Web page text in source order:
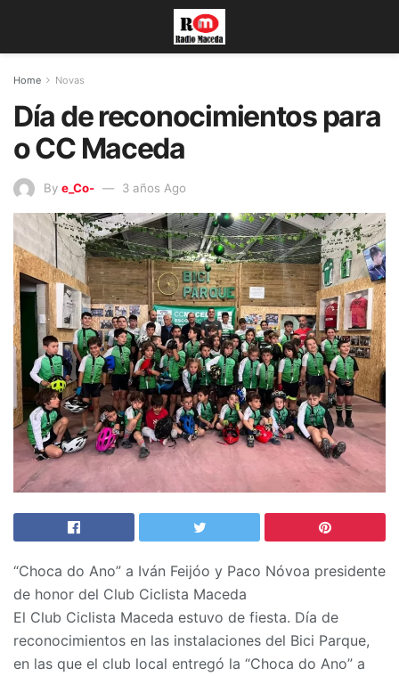
Home Novas
Día de reconocimientos para
o CC Maceda
By e_Co- 3 años Ago
“Choca do Ano” a Iván Feijóo y Paco Nóvoa presidente
de honor del Club Ciclista Maceda
El Club Ciclista Maceda estuvo de fiesta. Día de
reconocimientos en las instalaciones del Bici Parque,
en las que el club local entregó la “Choca do Ano” a